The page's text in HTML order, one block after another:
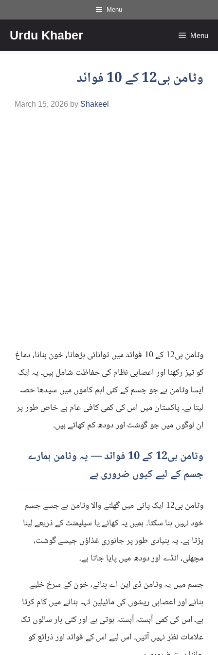
to
content
Menu
Urdu Khaber Menu
وٹامن بی12 کے 10 فوائد
March 15, 2026 by Shakeel
وٹامن بی12 کے 10 فوائد میں توانائی بڑھانا، خون بنانا، دماغ
کو تیز رکھنا اور اعصابی نظام کی حفاظت شامل ہیں۔ یہ ایک
ایسا وٹامن ہے جو جسم کے کئی اہم کاموں میں سیدھا حصہ
لیتا ہے۔ پاکستان میں اس کی کمی کافی عام ہے خاص طور پر
ان لوگوں میں جو گوشت اور دودھ کم کھاتے ہیں۔
وٹامن بی12 کے 10 فوائد — یہ وٹامن ہمارے
جسم کے لیے کیوں ضروری ہے
وٹامن بی12 ایک پانی میں گھلنے والا وٹامن ہے جسے جسم
خود نہیں بنا سکتا۔ ہمیں یہ کھانے یا سپلیمنٹ کے ذریعے لینا
پڑتا ہے۔ یہ بنیادی طور پر جانوری غذاؤں جیسے گوشت،
مچھلی، انڈے اور دودھ میں پایا جاتا ہے۔
جسم میں یہ وٹامن ڈی این اے بنانے، خون کے سرخ خلیے
بنانے اور اعصابی ریشوں کی مائیلین تہہ بنانے میں کام کرتا
ہے۔ اس کی کمی آہستہ آہستہ ہوتی ہے اور کئی بار سالوں تک
علامات نظر نہیں آتیں۔ اس لیے اس کے فوائد اور ذرائع کو